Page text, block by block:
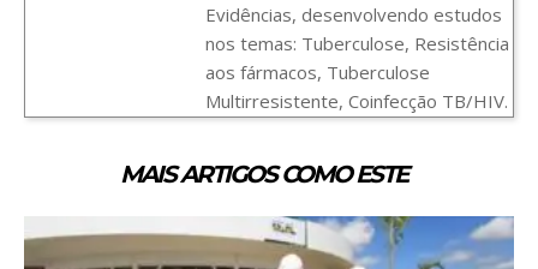
Evidências, desenvolvendo estudos
nos temas: Tuberculose, Resistência
aos fármacos, Tuberculose
Multirresistente, Coinfecção TB/HIV.
MAIS ARTIGOS COMO ESTE